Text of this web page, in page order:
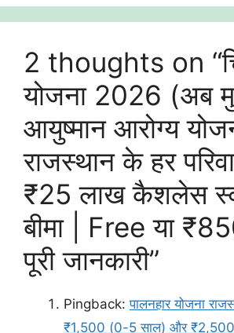
2 thoughts on
योजना 2026 (अब
आयुष्मान आरोग्य
राजस्थान के हर
₹25 लाख कैशलेस
बीमा | Free या
पूरी जानकारी”
Pingback:पालनहार योजना
₹1,500 (0-5 साल) और